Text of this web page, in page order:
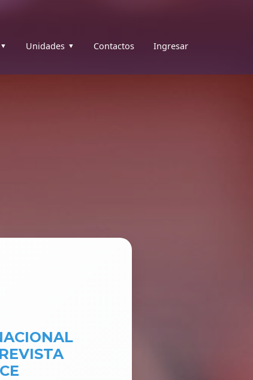
Unidades Contactos Ingresar